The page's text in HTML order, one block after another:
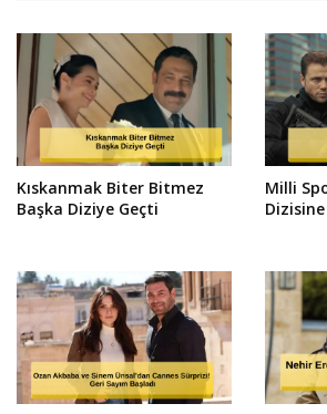
Kıskanmak Biter Bitmez
Başka Diziye Geçti
Milli